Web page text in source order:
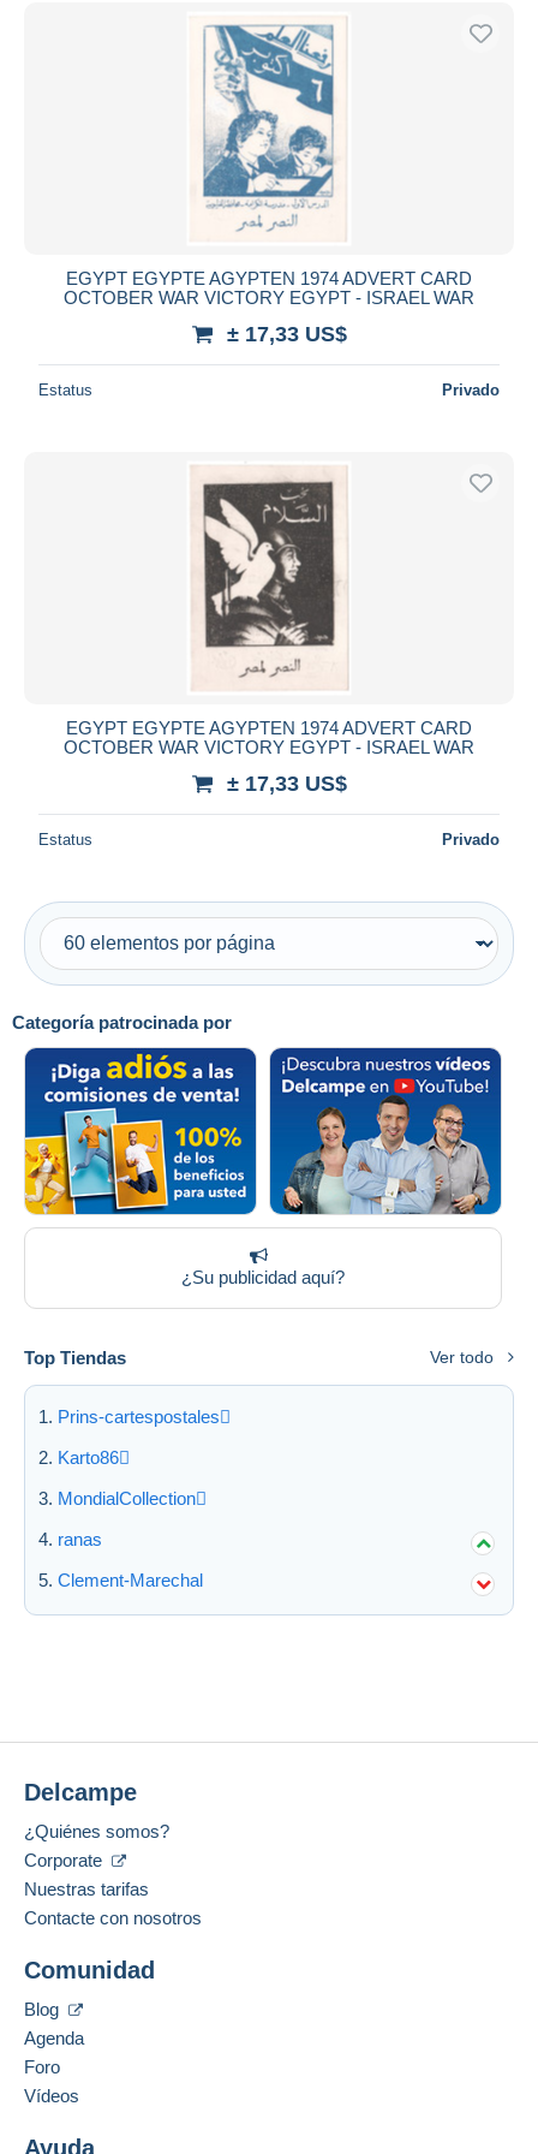
Transferencia bancaria
Mastercard
Bancontact
iDeal
Maestro
Residencia del vendedor
Aplicar
Categoría patrocinada por
¿Su publicidad aquí?
Top Tiendas Ver todo
Prins-cartespostales
Karto86
MondialCollection
ranas
Clement-Marechal
EGYPT EGYPTE AGYPTEN 1974 ADVERT CARD
OCTOBER WAR VICTORY EGYPT - ISRAEL WAR
± 17,33 US$
Estatus Privado
EGYPT EGYPTE AGYPTEN 1974 ADVERT CARD
OCTOBER WAR VICTORY EGYPT - ISRAEL WAR
± 17,33 US$
Estatus Privado
Delcampe
¿Quiénes somos?
Corporate
Nuestras tarifas
Contacte con nosotros
Comunidad
Blog
Agenda
Foro
Vídeos
Ayuda